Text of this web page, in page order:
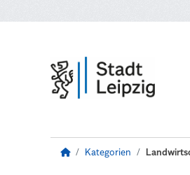
Kategorien